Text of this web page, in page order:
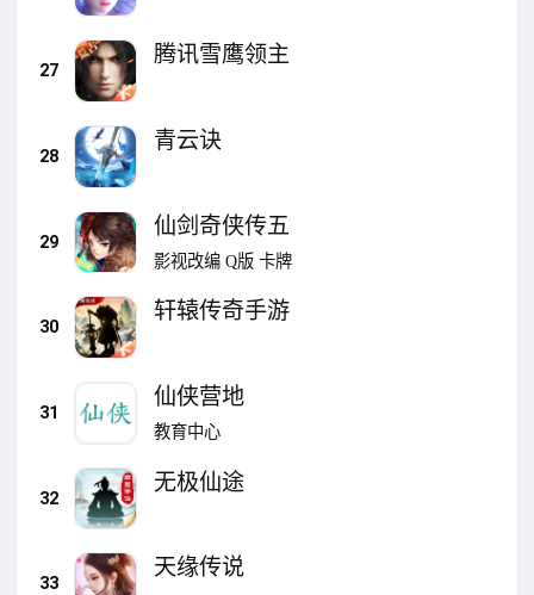
27
腾讯雪鹰领主
28
青云诀
29
仙剑奇侠传五
影视改编 Q版 卡牌
30
轩辕传奇手游
31
仙侠营地
教育中心
32
无极仙途
33
天缘传说